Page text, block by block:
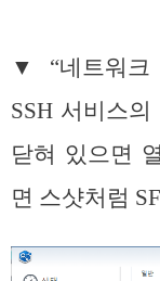
▼ “네트워크
SSH 서비스
닫혀 있으면
면 스샷처럼